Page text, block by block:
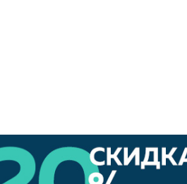
иммунные заболевания